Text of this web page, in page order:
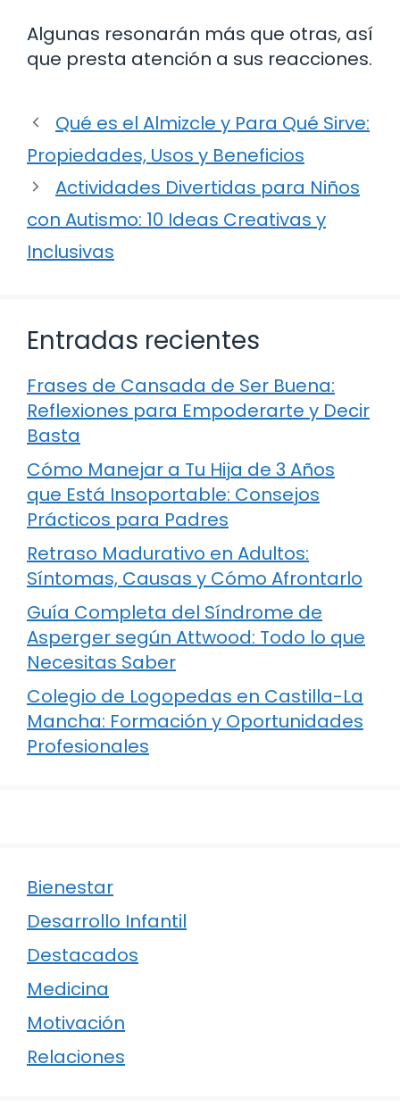
Algunas resonarán más que otras, así
que presta atención a sus reacciones.
Qué es el Almizcle y Para Qué Sirve:
Propiedades, Usos y Beneficios
Actividades Divertidas para Niños
con Autismo: 10 Ideas Creativas y
Inclusivas
Entradas recientes
Frases de Cansada de Ser Buena:
Reflexiones para Empoderarte y Decir
Basta
Cómo Manejar a Tu Hija de 3 Años
que Está Insoportable: Consejos
Prácticos para Padres
Retraso Madurativo en Adultos:
Síntomas, Causas y Cómo Afrontarlo
Guía Completa del Síndrome de
Asperger según Attwood: Todo lo que
Necesitas Saber
Colegio de Logopedas en Castilla-La
Mancha: Formación y Oportunidades
Profesionales
Bienestar
Desarrollo Infantil
Destacados
Medicina
Motivación
Relaciones